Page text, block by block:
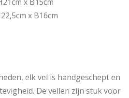
x B16cm
elk vel is handgeschept en
De vellen zijn stuk voor